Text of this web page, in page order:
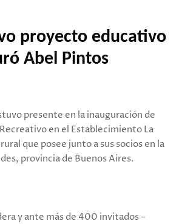
proyecto educativo
Abel Pintos
presente en la inauguración de
en el Establecimiento La
que posee junto a sus socios en la
provincia de Buenos Aires.
y ante más de 400 invitados –